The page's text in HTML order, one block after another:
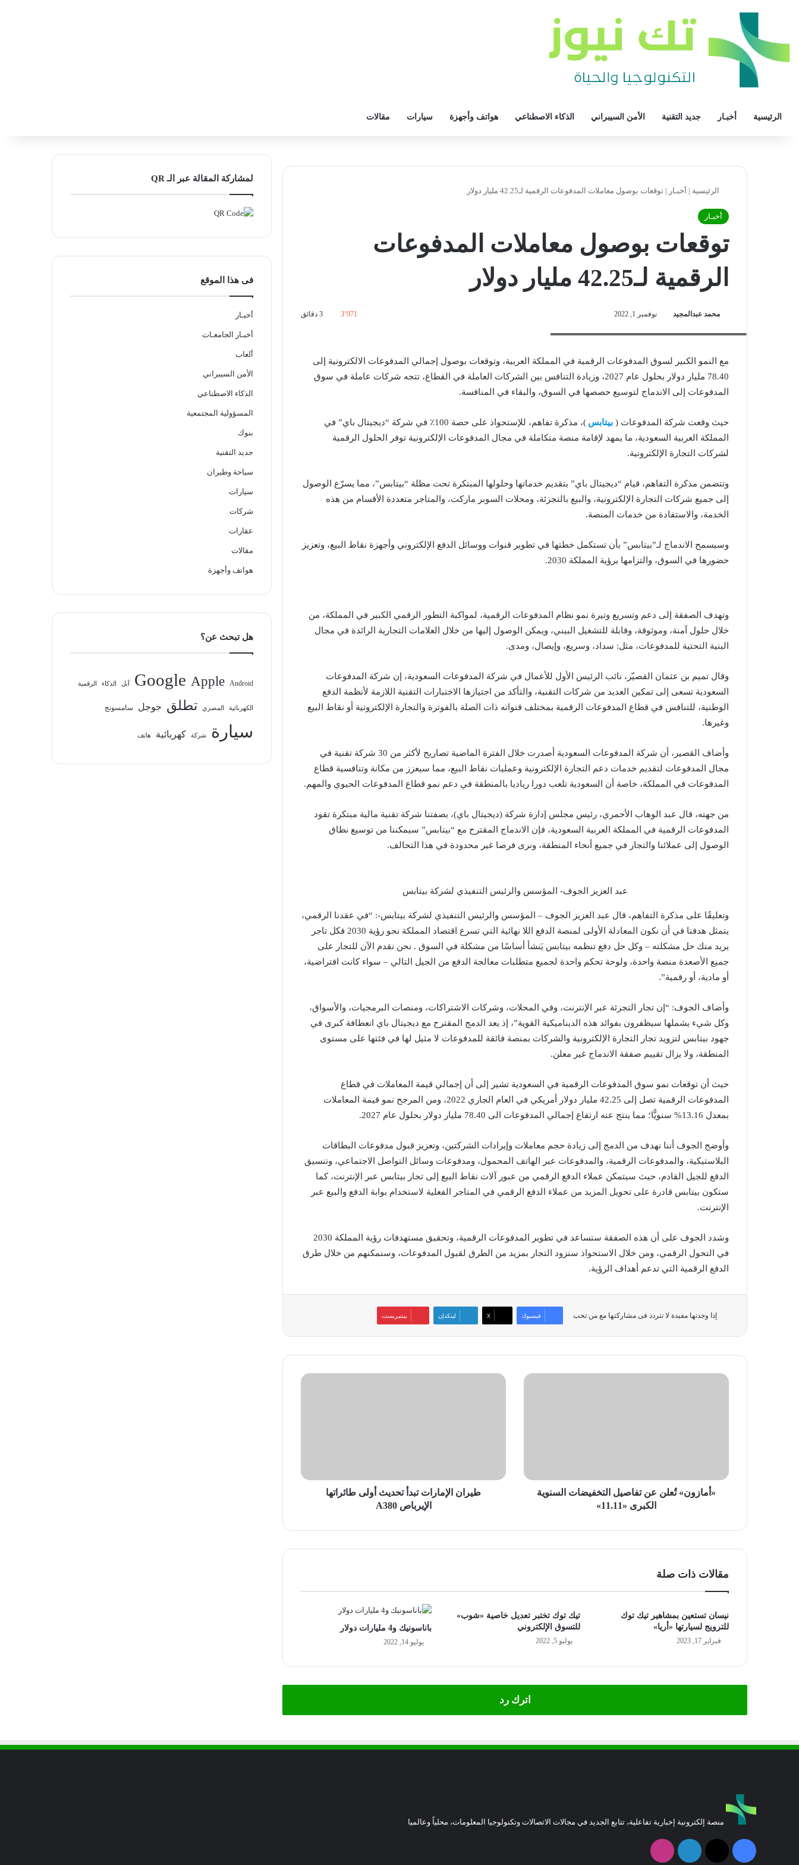
الرئيسية أخبـار جديد التقنية الأمن السيبراني الذكاء الاصطناعي هواتف وأجهزة سيارات مقالات
الرئيسية | أخبـار | توقعات بوصول معاملات المدفوعات الرقمية لـ42.25 مليار دولار
أخبـار
توقعات بوصول معاملات المدفوعات
الرقمية لـ42.25 مليار دولار
محمد عبدالمجيد نوفمبر 1, 2022 3٬971
مع النمو الكبير لسوق المدفوعات الرقمية في المملكة العربية، وتوقعات بوصول إجمالي المدفوعات الالكترونية إلى
78.40 مليار دولار بحلول عام 2027، وزيادة التنافس بين الشركات العاملة في القطاع، تتجه شركات عاملة في سوق
المدفوعات إلى الاندماج لتوسيع حصصها في السوق، والبقاء في المنافسة.
حيث وقعت شركة المدفوعات ( بيتابس
)، مذكرة تفاهم، للإستحواذ على حصة 100٪ في شركة “ديجيتال باي” في
المملكة العربية السعودية، ما يمهد لإقامة منصة متكاملة في مجال المدفوعات الإلكترونية توفر الحلول الرقمية
لشركات التجارة الإلكترونية.
وتتضمن مذكرة التفاهم، قيام “ديجيتال باي” بتقديم خدماتها وحلولها المبتكرة تحت مظلة “بيتابس”، مما يسرّع الوصول
إلى جميع شركات التجارة الإلكترونية، والبيع بالتجزئة، ومحلات السوبر ماركت، والمتاجر متعددة الأقسام من هذه
الخدمة، والاستفادة من خدمات المنصة.
وسيسمح الاندماج لـ”بيتابس” بأن تستكمل خطتها في تطوير قنوات ووسائل الدفع الإلكتروني وأجهزة نقاط البيع، وتعزيز
حضورها في السوق، والتزامها برؤية المملكة 2030.
وتهدف الصفقة إلى دعم وتسريع وتيرة نمو نظام المدفوعات الرقمية، لمواكبة التطور الرقمي الكبير في المملكة، من
خلال حلول آمنة، وموثوقة، وقابلة للتشغيل البيني، ويمكن الوصول إليها من خلال العلامات التجارية الرائدة في مجال
البنية التحتية للمدفوعات، مثل: سداد، وسريع، وإيصال، ومدى.
وقال تميم بن عثمان القصيّر، نائب الرئيس الأول للأعمال في شركة المدفوعات السعودية، إن شركة المدفوعات
السعودية تسعى إلى تمكين العديد من شركات التقنية، والتأكد من اجتيازها الاختبارات التقنية اللازمة لأنظمة الدفع
الوطنية، للتنافس في قطاع المدفوعات الرقمية بمختلف قنواته ذات الصلة بالفوترة والتجارة الإلكترونية أو نقاط البيع
وغيرها.
وأضاف القصير، أن شركة المدفوعات السعودية أصدرت خلال الفترة الماضية تصاريح لأكثر من 30 شركة تقنية في
مجال المدفوعات لتقديم خدمات دعم التجارة الإلكترونية وعمليات نقاط البيع، مما سيعزز من مكانة وتنافسية قطاع
المدفوعات في المملكة، خاصة أن السعودية تلعب دورا رياديا بالمنطقة في دعم نمو قطاع المدفوعات الحيوي والمهم.
من جهته، قال عبد الوهاب الأحمري، رئيس مجلس إدارة شركة (ديجيتال باي)، بصفتنا شركة تقنية مالية مبتكرة تقود
المدفوعات الرقمية في المملكة العربية السعودية، فإن الاندماج المقترح مع “بيتابس” سيمكننا من توسيع نطاق
الوصول إلى عملائنا والتجار في جميع أنحاء المنطقة، ونرى فرصا غير محدودة في هذا التحالف.
عبد العزيز الجوف- المؤسس والرئيس التنفيذي لشركة بيتابس
وتعليقًا على مذكرة التفاهم، قال عبد العزيز الجوف – المؤسس والرئيس التنفيذي لشركة بيتابس-: “في عقدنا الرقمي،
يتمثل هدفنا في أن نكون المعادلة الأولى لمنصة الدفع اللا نهائية التي تسرع اقتصاد المملكة نحو رؤية 2030 فكل تاجر
يريد منك حل مشكلته – وكل حل دفع تنظمه بيتابس يَنشأ أساسًا من مشكلة في السوق . نحن نقدم الآن للتجار على
جميع الأصعدة منصة واحدة، ولوحة تحكم واحدة لجميع متطلبات معالجة الدفع من الجيل التالي – سواء كانت افتراضية،
أو مادية، أو رقمية”.
وأضاف الجوف: “إن تجار التجزئة عبر الإنترنت، وفي المحلات، وشركات الاشتراكات، ومنصات البرمجيات، والأسواق،
وكل شيء يشملها سيظفرون بفوائد هذه الديناميكية القوية”، إذ يعد الدمج المقترح مع ديجيتال باي انعطافة كبرى في
جهود بيتابس لتزويد تجار التجارة الإلكترونية والشركات بمنصة فائقة للمدفوعات لا مثيل لها في فئتها على مستوى
المنطقة، ولا يزال تقييم صفقة الاندماج غير معلن.
حيث أن توقعات نمو سوق المدفوعات الرقمية في السعودية تشير إلى أن إجمالي قيمة المعاملات في قطاع
المدفوعات الرقمية تصل إلى 42.25 مليار دولار أمريكي في العام الجاري 2022، ومن المرجح نمو قيمة المعاملات
بمعدل 13.16% سنويًّا؛ مما ينتج عنه ارتفاع إجمالي المدفوعات الى 78.40 مليار دولار بحلول عام 2027.
وأوضح الجوف أننا نهدف من الدمج إلى زيادة حجم معاملات وإيرادات الشركتين، وتعزيز قبول مدفوعات البطاقات
البلاستيكية، والمدفوعات الرقمية، والمدفوعات عبر الهاتف المحمول، ومدفوعات وسائل التواصل الاجتماعي، وتنسيق
الدفع للجيل القادم، حيث سيتمكن عملاء الدفع الرقمي من عبور آلات نقاط البيع إلى تجار بيتابس عبر الإنترنت، كما
ستكون بيتابس قادرة على تحويل المزيد من عملاء الدفع الرقمي في المتاجر الفعلية لاستخدام بوابة الدفع والبيع عبر
الإنترنت.
وشدد الجوف على أن هذه الصفقة ستساعد في تطوير المدفوعات الرقمية، وتحقيق مستهدفات رؤية المملكة 2030
في التحول الرقمي، ومن خلال الاستحواذ سنزود التجار بمزيد من الطرق لقبول المدفوعات، وسنمكنهم من خلال طرق
الدفع الرقمية التي تدعم أهداف الرؤية.
إذا وجدتها مفيدة لا تتردد فى مشاركتها مع من تحب فيسبوك ‫X لينكدإن بينتيريست
«أمازون»
«أمازون» تُعلن عن تفاصيل التخفيضات السنوية
الكبرى «11.11»
طيران
طيران الإمارات تبدأ تحديث أولى طائراتها
الإيرباص A380
مقالات ذات صلة
نيسان تستعين بمشاهير تيك توك
للترويج لسيارتها «أريا»
فبراير 17, 2023
تيك توك تختبر تعديل خاصية «شوب»
للتسوق الإلكتروني
يوليو 5, 2022
باناسونيك و4 مليارات دولار
يوليو 14, 2022
اترك رد
لمشاركة المقالة عبر الـ QR
فى هذا الموقع
أخبـار
أخبـار الجامعـات
ألعاب
الأمن السيبراني
الذكاء الاصطناعي
المسؤولية المجتمعية
بنوك
جديد التقنية
سياحة وطيران
سيارات
شركات
عقارات
مقالات
هواتف وأجهزة
هل تبحث عن؟
Android
Apple
Google آبل الذكاء الرقمية
الكهربائية المصري تطلق جوجل سامسونج
سيارة شركة كهربائية هاتف
منصة إلكترونية إخبارية تفاعلية، تتابع الجديد في مجالات الاتصالات وتكنولوجيا المعلومات، محلياً وعالميا
فيسبوك
‫X لينكدإن انستقرام